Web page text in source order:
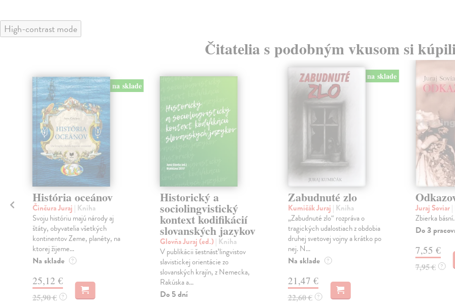
High-contrast mode
Čitatelia s podobným vkusom si
na sklade
História oceánov
Činčura Juraj | Kniha
Svoju históriu majú národy aj
štáty, obyvatelia všetkých
kontinentov Zeme, planéty, na
ktorej žijeme...
Na sklade ?
25,12 €
25,90 € ?
Historický a
sociolingvistický
kontext kodifikácií
slovanských jazykov
Glovňa Juraj (ed.)| Kniha
V publikácii šestnásť lingvistov
slavistickej orientácie zo
slovanských krajín, z Nemecka,
Rakúska a...
Do 5 dní
na sklade
Zabudnuté zlo
Kumičák Juraj | Kniha
„Zabudnuté zlo“ rozpráva o
tragických udalostiach z obdobia
druhej svetovej vojny a krátko po
nej. N...
Na sklade ?
21,47 €
22,60 € ?
Juraj Soviar|
Zbierka básní.
Do 3
7,55 €
7,95 € ?